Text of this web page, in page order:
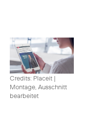
Credits: Placeit |
Montage, Ausschnitt
bearbeitet